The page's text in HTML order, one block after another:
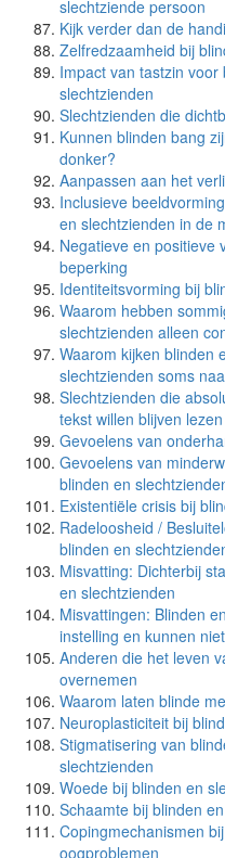
slechtziende persoon
Kijk verder dan de
Zelfredzaamheid bij
Impact van tastzin voor
slechtzienden
Slechtzienden die
Kunnen blinden bang
donker?
Aanpassen aan het
Inclusieve
en slechtzienden in de
Negatieve en positieve
beperking
Identiteitsvorming bij
Waarom hebben
slechtzienden alleen
Waarom kijken blinden
slechtzienden soms
Slechtzienden die
tekst willen blijven lezen
Gevoelens van
Gevoelens van
blinden en
Existentiële crisis bij
Radeloosheid /
blinden en
Misvatting: Dichterbij
en slechtzienden
Misvattingen: Blinden
instelling en kunnen
Anderen die het leven
overnemen
Waarom laten blinde
Neuroplasticiteit bij
Stigmatisering van
slechtzienden
Woede bij blinden en
Schaamte bij blinden
Copingmechanismen
oogproblemen